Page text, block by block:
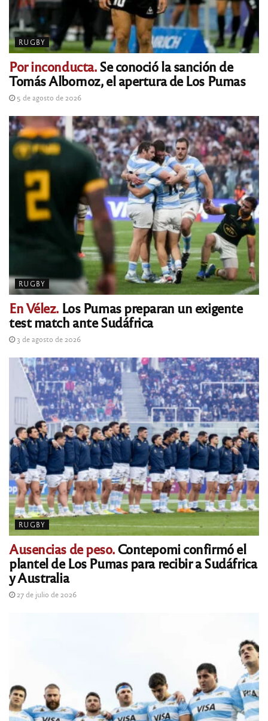
RUGBY
Por inconducta.Se conoció la sanción de
Tomás Albornoz, el apertura de Los Pumas
5 de agosto de 2026
RUGBY
En Vélez. Los Pumas preparan un exigente
test match ante Sudáfrica
3 de agosto de 2026
RUGBY
Ausencias de peso.Contepomi confirmó el
plantel de Los Pumas para recibir a Sudáfrica
y Australia
27 de julio de 2026